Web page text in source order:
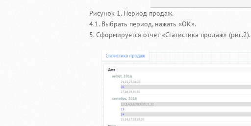
Рисунок 1. Период продаж.
4.1. Выбрать период, нажать «ОК».
5. Сформируется отчет «Статистика продаж» (рис.2).